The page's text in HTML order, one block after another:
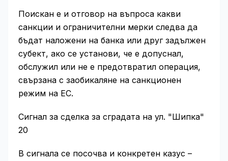
Поискан е и отговор на въпроса какви
санкции и ограничителни мерки следва да
бъдат наложени на банка или друг задължен
субект, ако се установи, че е допуснал,
обслужил или не е предотвратил операция,
свързана с заобикаляне на санкционен
режим на ЕС.
Сигнал за сделка за сградата на ул. "Шипка"
20
В сигнала се посочва и конкретен казус –